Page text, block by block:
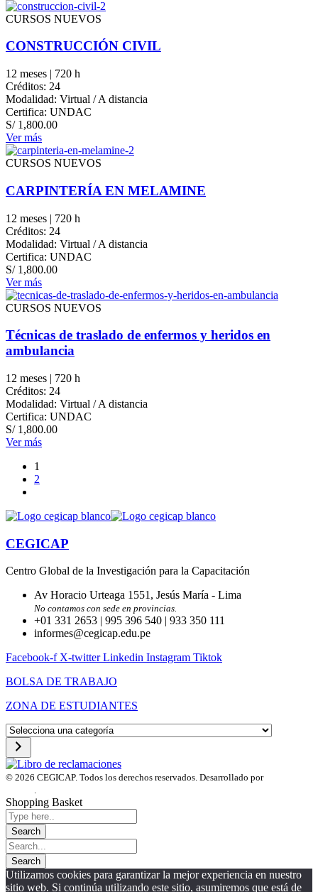
CURSOS NUEVOS
CONSTRUCCIÓN CIVIL
12 meses | 720 h
Créditos: 24
Modalidad: Virtual / A distancia
Certifica: UNDAC
S/1,800.00
Ver más
CURSOS NUEVOS
CARPINTERÍA EN MELAMINE
12 meses | 720 h
Créditos: 24
Modalidad: Virtual / A distancia
Certifica: UNDAC
S/1,800.00
Ver más
CURSOS NUEVOS
Técnicas de traslado de enfermos y heridos en
ambulancia
12 meses | 720 h
Créditos: 24
Modalidad: Virtual / A distancia
Certifica: UNDAC
S/1,800.00
Ver más
1
2
CEGICAP
Centro Global de la Investigación para la Capacitación
Av Horacio Urteaga 1551, Jesús María - Lima
No contamos con sede en provincias.
+01 331 2653 | 995 396 540 | 933 350 111
informes@cegicap.edu.pe
Facebook-f X-twitter Linkedin Instagram Tiktok
BOLSA DE TRABAJO
ZONA DE ESTUDIANTES
Selecciona
una
categoría
© 2026 CEGICAP. Todos los derechos reservados. Desarrollado por
.
Shopping Basket
Utilizamos cookies para garantizar la mejor experiencia en nuestro
sitio web. Si continúa utilizando este sitio, asumiremos que está de